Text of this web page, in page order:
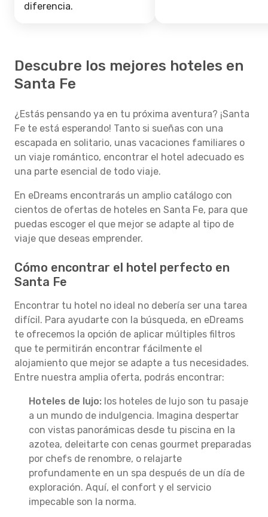
diferencia.
Descubre los mejores hoteles en
Santa Fe
¿Estás pensando ya en tu próxima aventura? ¡Santa
Fe te está esperando! Tanto si sueñas con una
escapada en solitario, unas vacaciones familiares o
un viaje romántico, encontrar el hotel adecuado es
una parte esencial de todo viaje.
En eDreams encontrarás un amplio catálogo con
cientos de ofertas de hoteles en Santa Fe, para que
puedas escoger el que mejor se adapte al tipo de
viaje que deseas emprender.
Cómo encontrar el hotel perfecto en
Santa Fe
Encontrar tu hotel no ideal no debería ser una tarea
difícil. Para ayudarte con la búsqueda, en eDreams
te ofrecemos la opción de aplicar múltiples filtros
que te permitirán encontrar fácilmente el
alojamiento que mejor se adapte a tus necesidades.
Entre nuestra amplia oferta, podrás encontrar:
Hoteles de lujo: los hoteles de lujo son tu pasaje
a un mundo de indulgencia. Imagina despertar
con vistas panorámicas desde tu piscina en la
azotea, deleitarte con cenas gourmet preparadas
por chefs de renombre, o relajarte
profundamente en un spa después de un día de
exploración. Aquí, el confort y el servicio
impecable son la norma.